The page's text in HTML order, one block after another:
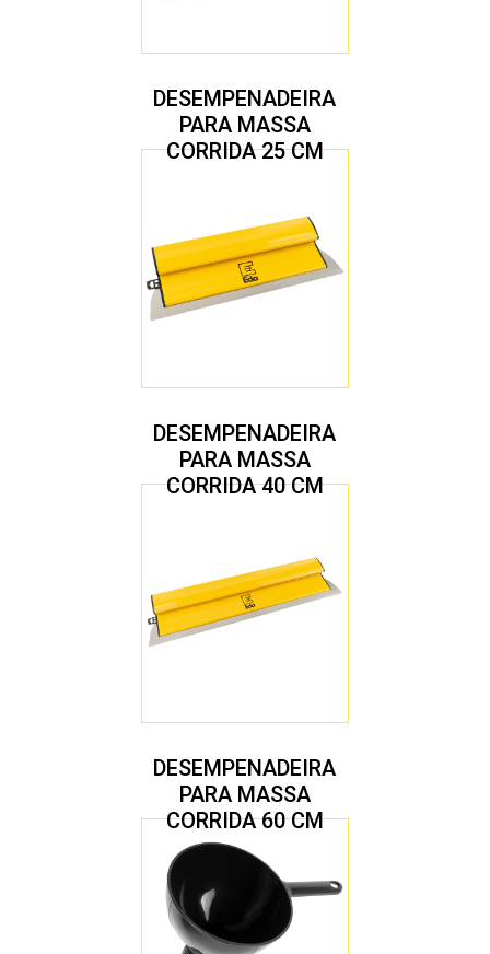
DESEMPENADEIRA
PARA MASSA
CORRIDA 25 CM
DESEMPENADEIRA
PARA MASSA
CORRIDA 40 CM
DESEMPENADEIRA
PARA MASSA
CORRIDA 60 CM